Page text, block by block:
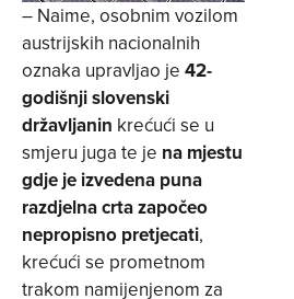
– Naime, osobnim vozilom
austrijskih nacionalnih
oznaka upravljao je 42-
godišnji slovenski
državljanin krećući se u
smjeru juga te je na mjestu
gdje je izvedena puna
razdjelna crta započeo
nepropisno pretjecati,
krećući se prometnom
trakom namijenjenom za